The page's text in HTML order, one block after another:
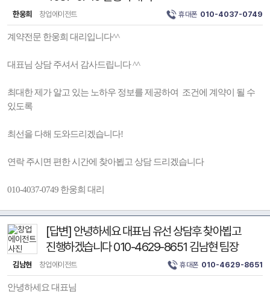
한웅희 창업에이전트 휴대폰 010-4037-0749
계약전문 한웅희 대리입니다^^
대표님 상담 주셔서 감사드립니다 ^^
최대한 제가 알고 있는 노하우 정보를 제공하여 조건에 계약이 될 수
있도록
최선을 다해 도와드리겠습니다!
연락 주시면 편한 시간에 찾아뵙고 상담 드리겠습니다
010-4037-0749 한웅희 대리
[답변] 안녕하세요 대표님 유선 상담후 찾아뵙고
진행하겠습니다 010-4629-8651 김남현 팀장
김남현 창업에이전트 휴대폰 010-4629-8651
안녕하세요 대표님